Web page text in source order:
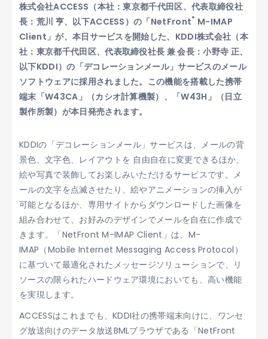
株式会社ACCESS（本社：東京都千代田区、代表取締役社
長：荒川 亨、以下ACCESS）の「NetFront® M-IMAP
Client」が、本日サービスを開始した、KDDI株式会社（本
社：東京都千代田区、代表取締役社長 兼 会長：小野寺 正、
以下KDDI）の「デコレーションメール」サービスのメール
ソフトウェアに採用されました。この機能を搭載した携帯
端末「W43CA」（カシオ計算機製）、「W43H」（日立
製作所製）が本日発売されます。
KDDIの「デコレーションメール」サービスは、メールの背
景色、文字色、レイアウトを 自由自在に変更できるほか、
絵や写真で装飾してお楽しみいただけるサービスです。メ
ールの文字を点滅させたり、絵やアニメーションの挿入が
可能となるほか、専用サイトからダウンロードした画像を
組み合わせて、お好みのデザインでメールを自在に作成で
きます。「NetFront M-IMAP Client」は、M-
IMAP（Mobile Internet Messaging Access Protocol）
に基づいて最適化されたメッセージソリューションで、リ
ソースの限られたハードウェア環境においても、高い機能
を実現します。
ACCESSはこれまでも、KDDI社の携帯端末向けに、ワンセ
グ放送向けのデータ放送BMLブラウザである「NetFront